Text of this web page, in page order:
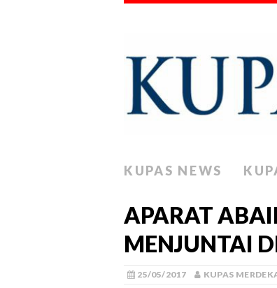
KUPAS NEWS
APARAT
MENJUNTAI
25/05/2017 KUPAS